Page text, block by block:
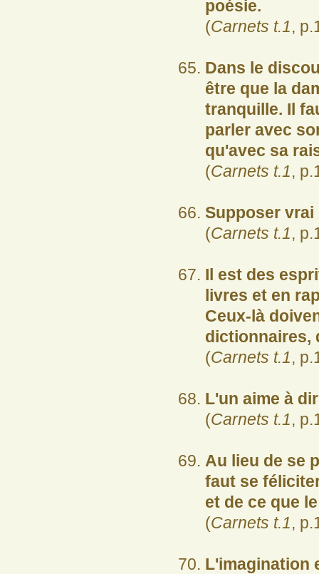
poésie.
(Carnets t.1,
Dans le
être que la
tranquille. Il
parler avec
qu'avec sa
(Carnets t.1,
Supposer
(Carnets t.1,
Il est des
livres et en
Ceux-là
dictionnaires,
(Carnets t.1,
L'un aime à
(Carnets t.1,
Au lieu de se
faut se
et de ce que
(Carnets t.1,
L'imagination